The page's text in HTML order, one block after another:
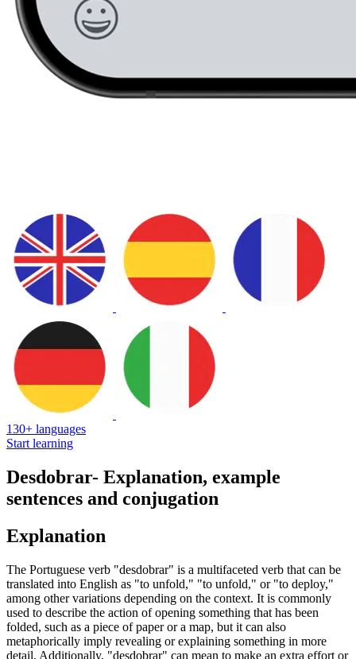
130+ languages
Start learning
Desdobrar- Explanation, example
sentences and conjugation
Explanation
The Portuguese verb "desdobrar" is a multifaceted verb that can be
translated into English as "to unfold," "to unfold," or "to deploy,"
among other variations depending on the context. It is commonly
used to describe the action of opening something that has been
folded, such as a piece of paper or a map, but it can also
metaphorically imply revealing or explaining something in more
detail. Additionally, "desdobrar" can mean to make an extra effort or